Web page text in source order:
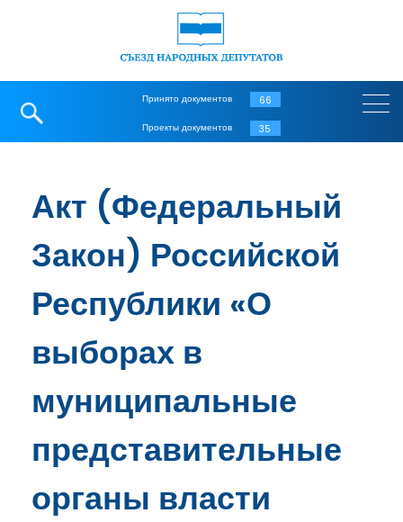
Принято документов 66
Проекты документов 35
Акт (Федеральный
Закон) Российской
Республики «О
выборах в
муниципальные
представительные
органы власти